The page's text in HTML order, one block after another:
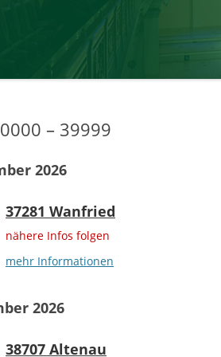
– 39999
2026
37281 Wanfried
nähere Infos folgen
mehr Informationen
2026
38707 Altenau